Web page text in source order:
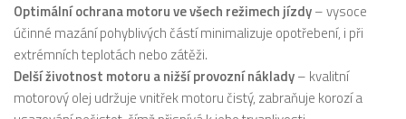
Optimální ochrana motoru ve všech režimech jízdy– vysoce
účinné mazání pohyblivých částí minimalizuje opotřebení, i při
extrémních teplotách nebo zátěži.
Delší životnost motoru a nižší provozní náklady– kvalitní
motorový olej udržuje vnitřek motoru čistý, zabraňuje korozí a